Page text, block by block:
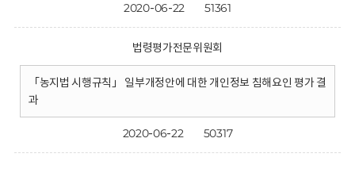
2020-06-22 51361
법령평가전문위원회
「농지법 시행규칙」 일부개정안에 대한 개인정보 침해요인 평가 결
과
2020-06-22 50317